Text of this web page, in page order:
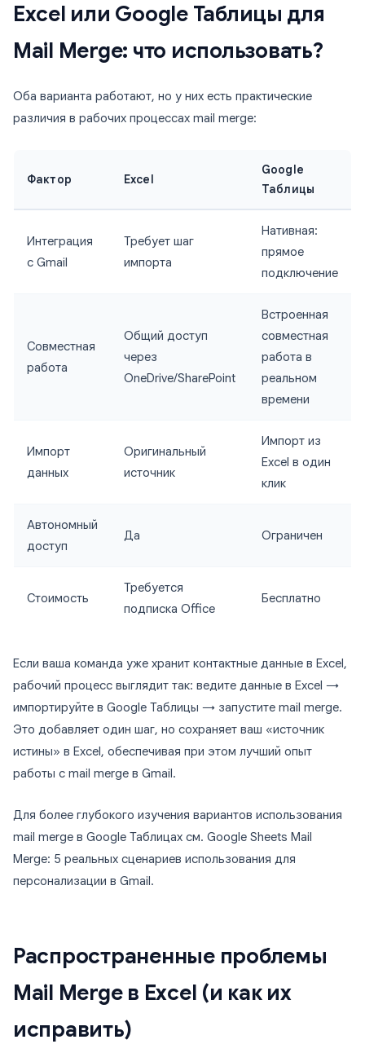
Excel или Google Таблицы для
Mail Merge: что использовать?
Оба варианта работают, но у них есть практические
различия в рабочих процессах mail merge:
Фактор Excel
Google
Таблицы
Интеграция
с Gmail
Требует шаг
импорта
Нативная:
прямое
подключение
Совместная
работа
Общий доступ
через
OneDrive/SharePoint
Встроенная
совместная
работа в
реальном
времени
Импорт
данных
Оригинальный
источник
Импорт из
Excel в один
клик
Автономный
доступ
Да Ограничен
Стоимость
Требуется
подписка Office
Бесплатно
Если ваша команда уже хранит контактные данные в Excel,
рабочий процесс выглядит так: ведите данные в Excel →
импортируйте в Google Таблицы → запустите mail merge.
Это добавляет один шаг, но сохраняет ваш «источник
истины» в Excel, обеспечивая при этом лучший опыт
работы с mail merge в Gmail.
Для более глубокого изучения вариантов использования
mail merge в Google Таблицах см. Google Sheets Mail
Merge: 5 реальных сценариев использования для
персонализации в Gmail.
Распространенные проблемы
Mail Merge в Excel (и как их
исправить)